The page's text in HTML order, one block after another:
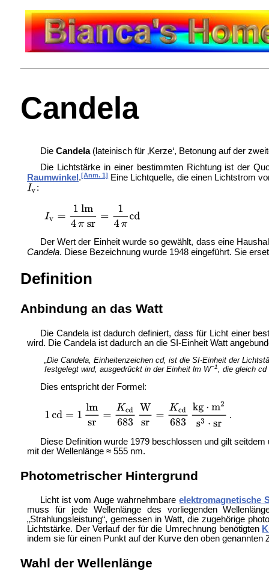
Candela
Die Candela(lateinisch für ‚Kerze‘, Betonung auf der
Die Lichtstärke in einer bestimmten Richtung ist der
Raumwinkel .[Anm. 1] Eine Lichtquelle, die einen Lichtstrom
:
Der Wert der Einheit wurde so gewählt, dass eine
Candela. Diese Bezeichnung wurde 1948 eingeführt. Sie
Definition
Anbindung an das Watt
Die Candela ist dadurch definiert, dass für Licht einer
wird. Die Candela ist dadurch an die SI-Einheit Watt
„Die Candela, Einheitenzeichen cd, ist die SI-Einheit der
festgelegt wird, ausgedrückt in der Einheit lm W−1, die gleich cd
Dies entspricht der Formel:
.
Diese Definition wurde 1979 beschlossen und gilt
mit der Wellenlänge ≈ 555 nm.
Photometrischer Hintergrund
Licht ist vom Auge wahrnehmbareelektromagnetische
muss für jede Wellenlänge des vorliegenden
„Strahlungsleistung“, gemessen in Watt, die zugehörige
Lichtstärke. Der Verlauf der für die Umrechnung benötigten
indem sie für einen Punkt auf der Kurve den oben genannten
Wahl der Wellenlänge